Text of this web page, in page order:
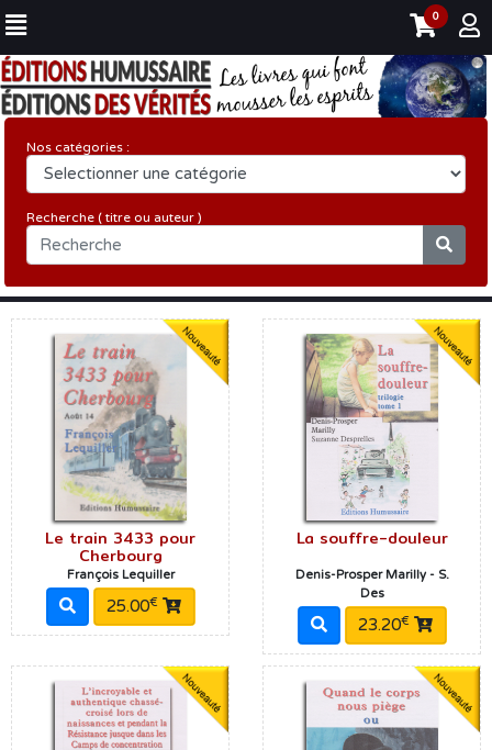
0
Nos catégories :
Recherche ( titre ou auteur )
Le train 3433 pour
Cherbourg
François Lequiller
25.00€
La souffre-douleur
Denis-Prosper Marilly - S.
Des
23.20€